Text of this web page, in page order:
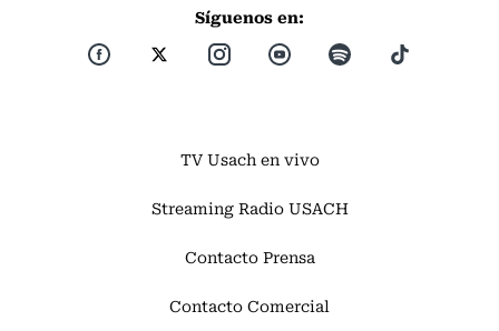
Síguenos en:
TV Usach en vivo
Streaming Radio USACH
Contacto Prensa
Contacto Comercial